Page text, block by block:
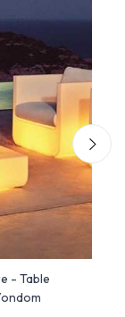
- Table